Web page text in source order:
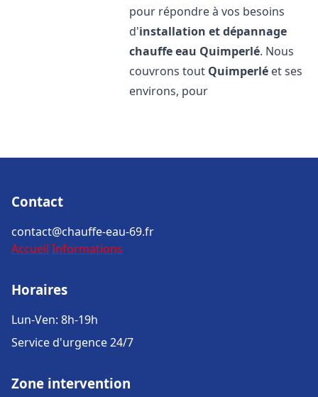
pour répondre à vos besoins
d'installation et dépannage
chauffe eau Quimperlé. Nous
couvrons tout Quimperlé et ses
environs, pour
Contact
contact@chauffe-eau-69.fr
Accueil Informations
Horaires
Lun-Ven: 8h-19h
Service d'urgence 24/7
Zone intervention